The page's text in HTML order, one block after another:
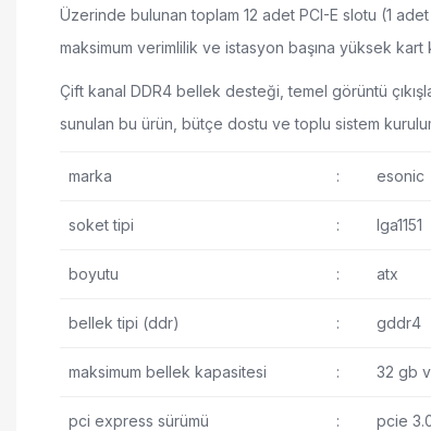
Üzerinde bulunan toplam 12 adet PCI-E slotu (1
maksimum verimlilik ve istasyon başına yüksek
Çift kanal DDR4 bellek desteği, temel görüntü
sunulan bu ürün, bütçe dostu ve toplu sistem
marka : esonic
soket tipi : lga1151
boyutu : atx
bellek tipi (ddr) : gddr4
maksimum bellek kapasitesi : 32 gb
pci express sürümü : pcie